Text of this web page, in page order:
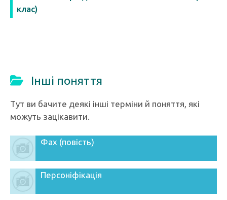
клас)
Інші поняття
Тут ви бачите деякі інші терміни й поняття, які
можуть зацікавити.
Фах (повість)
Персоніфікація